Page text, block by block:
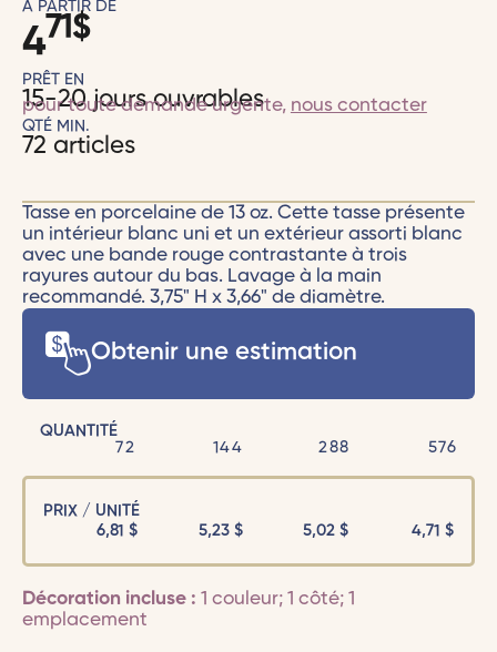
À PARTIR DE
471$
PRÊT EN
15-20 jours ouvrables
pour toute demande urgente, nous contacter
QTÉ MIN.
72 articles
Tasse en porcelaine de 13 oz. Cette tasse présente
un intérieur blanc uni et un extérieur assorti blanc
avec une bande rouge contrastante à trois
rayures autour du bas. Lavage à la main
recommandé. 3,75" H x 3,66" de diamètre.
Obtenir une estimation
QUANTITÉ
72
144 288 576
PRIX / UNITÉ
6,81 $ 5,23$ 5,02$ 4,71$
Décoration incluse : 1 couleur; 1 côté; 1
emplacement